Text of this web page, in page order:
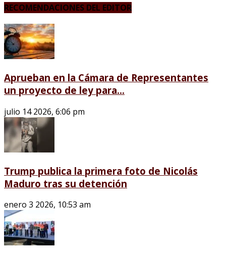
RECOMENDACIONES DEL EDITOR
Aprueban en la Cámara de Representantes
un proyecto de ley para...
julio 14 2026, 6:06 pm
Trump publica la primera foto de Nicolás
Maduro tras su detención
enero 3 2026, 10:53 am